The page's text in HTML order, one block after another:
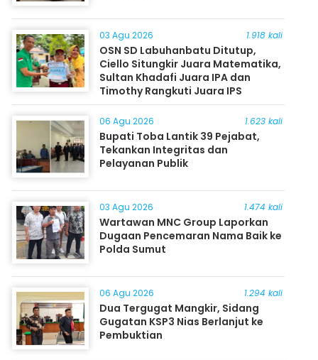
03 Agu 2026 1.918 kali
OSN SD Labuhanbatu Ditutup,
Ciello Situngkir Juara Matematika,
Sultan Khadafi Juara IPA dan
Timothy Rangkuti Juara IPS
06 Agu 2026 1.623 kali
Bupati Toba Lantik 39 Pejabat,
Tekankan Integritas dan
Pelayanan Publik
03 Agu 2026 1.474 kali
Wartawan MNC Group Laporkan
Dugaan Pencemaran Nama Baik ke
Polda Sumut
06 Agu 2026 1.294 kali
Dua Tergugat Mangkir, Sidang
Gugatan KSP3 Nias Berlanjut ke
Pembuktian